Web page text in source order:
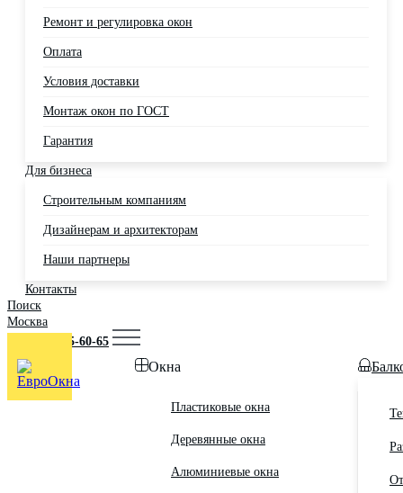
Ремонт и регулировка окон
Оплата
Условия доставки
Монтаж окон по ГОСТ
Гарантия
Для бизнеса
Строительным компаниям
Дизайнерам и архитекторам
Наши партнеры
Контакты
Поиск
Москва
+7 (495) 725-60-65
Окна
Пластиковые окна
Деревянные окна
Алюминиевые окна